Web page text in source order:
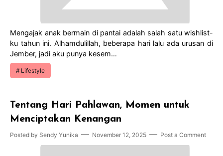
Mengajak anak bermain di pantai adalah salah satu wishlist-
ku tahun ini. Alhamdulillah, beberapa hari lalu ada urusan di
Jember, jadi aku punya kesem…
Lifestyle
Tentang Hari Pahlawan, Momen untuk
Menciptakan Kenangan
Posted by Sendy Yunika November 12, 2025 Post a Comment